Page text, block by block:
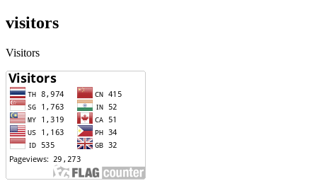
visitors
Visitors